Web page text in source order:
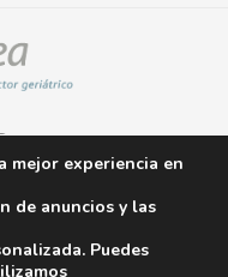
mejor experiencia en
de anuncios y las
Puedes